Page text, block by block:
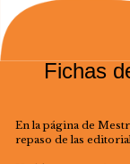
Fichas
En la página de
repaso de las